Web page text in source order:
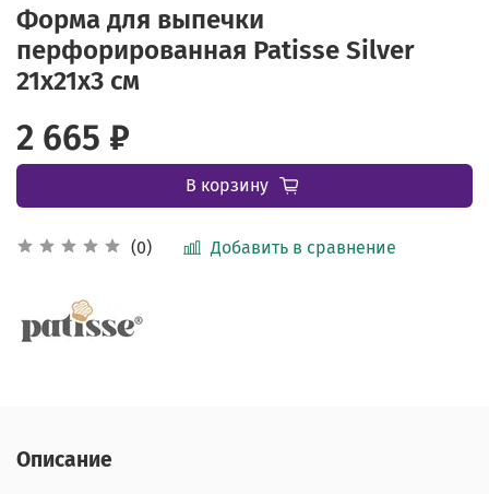
Форма для выпечки
перфорированная Patisse Silver
21х21х3 см
(0) Добавить в сравнение
2 665 ₽
В корзину
Описание